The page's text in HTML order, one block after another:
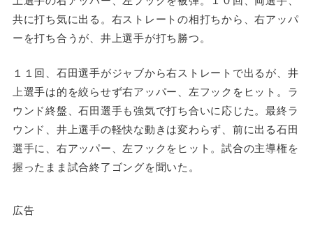
共に打ち気に出る。右ストレートの相打ちから、右アッパ
ーを打ち合うが、井上選手が打ち勝つ。
１１回、石田選手がジャブから右ストレートで出るが、井
上選手は的を絞らせず右アッパー、左フックをヒット。ラ
ウンド終盤、石田選手も強気で打ち合いに応じた。最終ラ
ウンド、井上選手の軽快な動きは変わらず、前に出る石田
選手に、右アッパー、左フックをヒット。試合の主導権を
握ったまま試合終了ゴングを聞いた。
広告